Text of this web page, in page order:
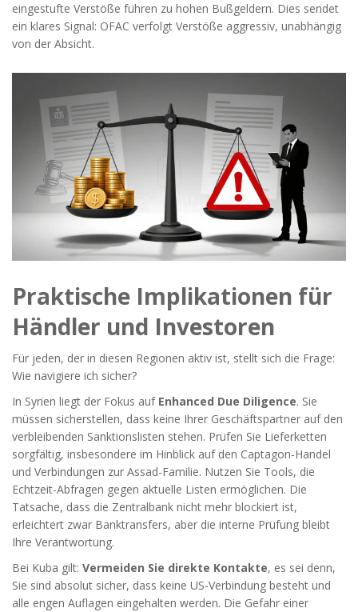
eingestufte Verstöße führen zu hohen Bußgeldern. Dies sendet
ein klares Signal: OFAC verfolgt Verstöße aggressiv, unabhängig
von der Absicht.
Praktische Implikationen für
Händler und Investoren
Für jeden, der in diesen Regionen aktiv ist, stellt sich die Frage:
Wie navigiere ich sicher?
In Syrien liegt der Fokus auf Enhanced Due Diligence. Sie
müssen sicherstellen, dass keine Ihrer Geschäftspartner auf den
verbleibenden Sanktionslisten stehen. Prüfen Sie Lieferketten
sorgfältig, insbesondere im Hinblick auf den Captagon-Handel
und Verbindungen zur Assad-Familie. Nutzen Sie Tools, die
Echtzeit-Abfragen gegen aktuelle Listen ermöglichen. Die
Tatsache, dass die Zentralbank nicht mehr blockiert ist,
erleichtert zwar Banktransfers, aber die interne Prüfung bleibt
Ihre Verantwortung.
Bei Kuba gilt: Vermeiden Sie direkte Kontakte, es sei denn,
Sie sind absolut sicher, dass keine US-Verbindung besteht und
alle engen Auflagen eingehalten werden. Die Gefahr einer